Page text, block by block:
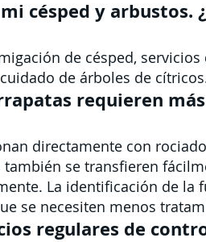
césped y arbustos.
de césped, servicios
de árboles de
requieren
directamente con
se transfieren
La identificación de la
se necesiten menos
regulares de